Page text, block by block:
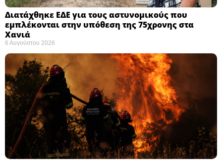
Διατάχθηκε ΕΔΕ για τους αστυνομικούς που
εμπλέκονται στην υπόθεση της 75χρονης στα
Χανιά
6 Αυγούστου 2026